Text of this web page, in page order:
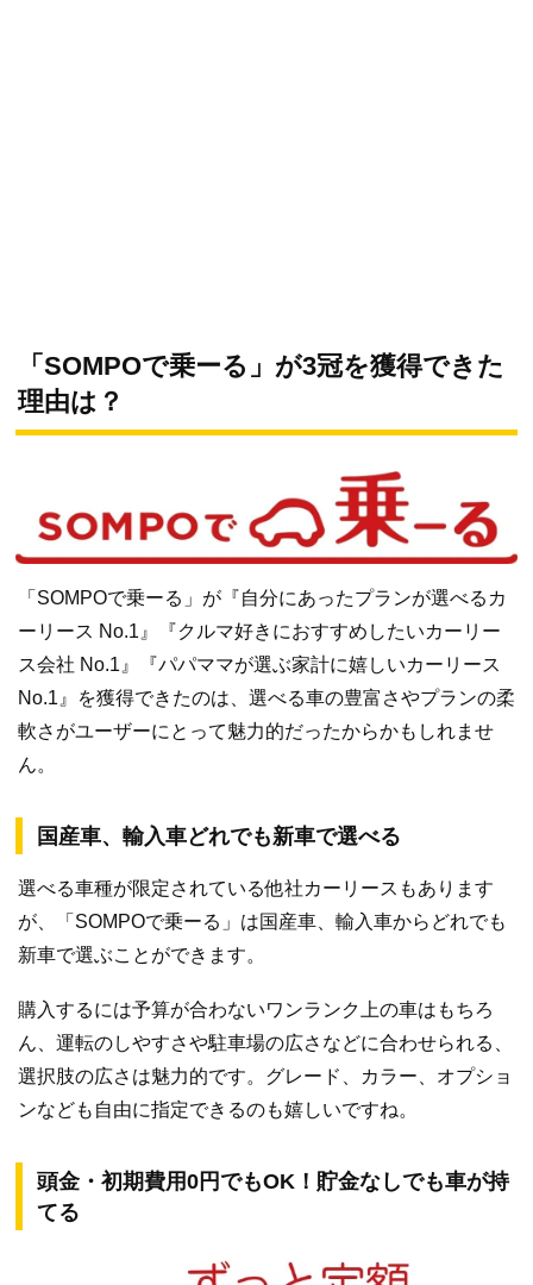
「SOMPOで乗ーる」が3冠を獲得できた
理由は？
「SOMPOで乗ーる」が『自分にあったプランが選べるカ
ーリース No.1』『クルマ好きにおすすめしたいカーリー
ス会社 No.1』『パパママが選ぶ家計に嬉しいカーリース
No.1』を獲得できたのは、選べる車の豊富さやプランの柔
軟さがユーザーにとって魅力的だったからかもしれませ
ん。
国産車、輸入車どれでも新車で選べる
選べる車種が限定されている他社カーリースもあります
が、「SOMPOで乗ーる」は国産車、輸入車からどれでも
新車で選ぶことができます。
購入するには予算が合わないワンランク上の車はもちろ
ん、運転のしやすさや駐車場の広さなどに合わせられる、
選択肢の広さは魅力的です。グレード、カラー、オプショ
ンなども自由に指定できるのも嬉しいですね。
頭金・初期費用0円でもOK！貯金なしでも車が持
てる